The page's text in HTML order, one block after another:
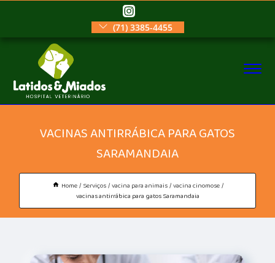
(71) 3385-4455
VACINAS ANTIRRÁBICA PARA GATOS
SARAMANDAIA
Home Serviços vacina para animais vacina cinomose
vacinas antirrábica para gatos Saramandaia